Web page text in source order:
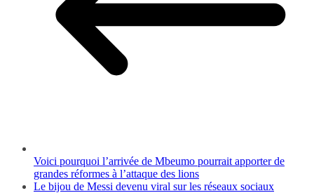
Voici pourquoi l’arrivée de Mbeumo pourrait apporter de
grandes réformes à l’attaque des lions
Le bijou de Messi devenu viral sur les réseaux sociaux